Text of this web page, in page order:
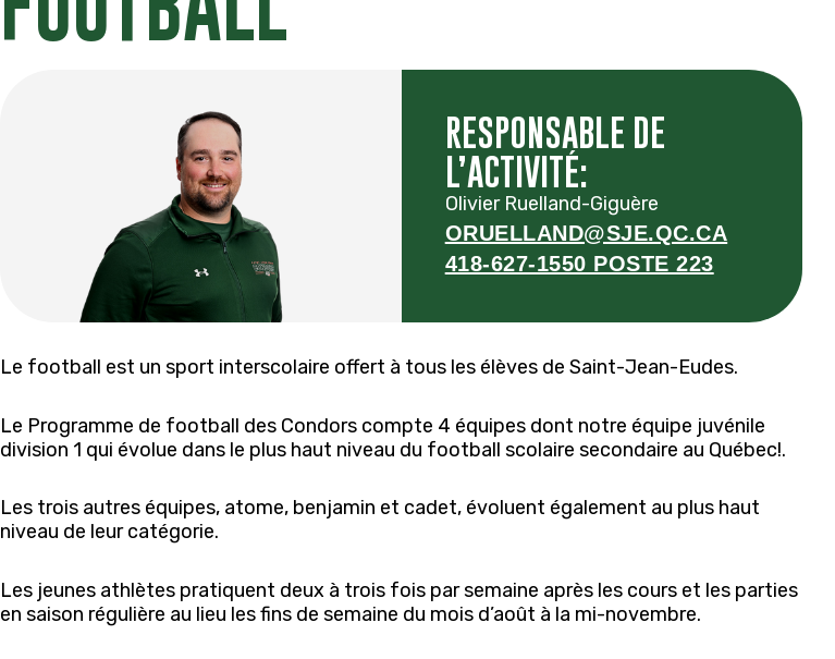
RESPONSABLE DE
L’ACTIVITÉ:
Olivier Ruelland-Giguère
ORUELLAND@SJE.QC.CA
418-627-1550 POSTE 223
Le football est un sport interscolaire offert à tous les élèves de Saint-Jean-Eudes.
Le Programme de football des Condors compte 4 équipes dont notre équipe juvénile
division 1 qui évolue dans le plus haut niveau du football scolaire secondaire au Québec!.
Les trois autres équipes, atome, benjamin et cadet, évoluent également au plus haut
niveau de leur catégorie.
Les jeunes athlètes pratiquent deux à trois fois par semaine après les cours et les parties
en saison régulière au lieu les fins de semaine du mois d’août à la mi-novembre.